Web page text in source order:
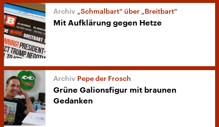
„Schmalbart“ über „Breitbart“
Mit Aufklärung gegen Hetze
Pepe der Frosch
Grüne Galionsfigur mit braunen
Gedanken